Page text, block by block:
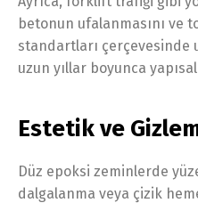
betonun ufalanmasını ve
standartları çerçevesinde
uzun yıllar boyunca
Estetik ve
Düz epoksi zeminlerde
dalgalanma veya çizik